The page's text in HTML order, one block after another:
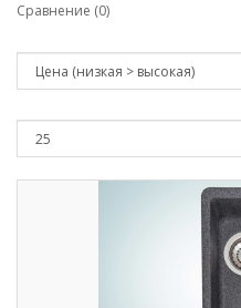
Сравнение (0)